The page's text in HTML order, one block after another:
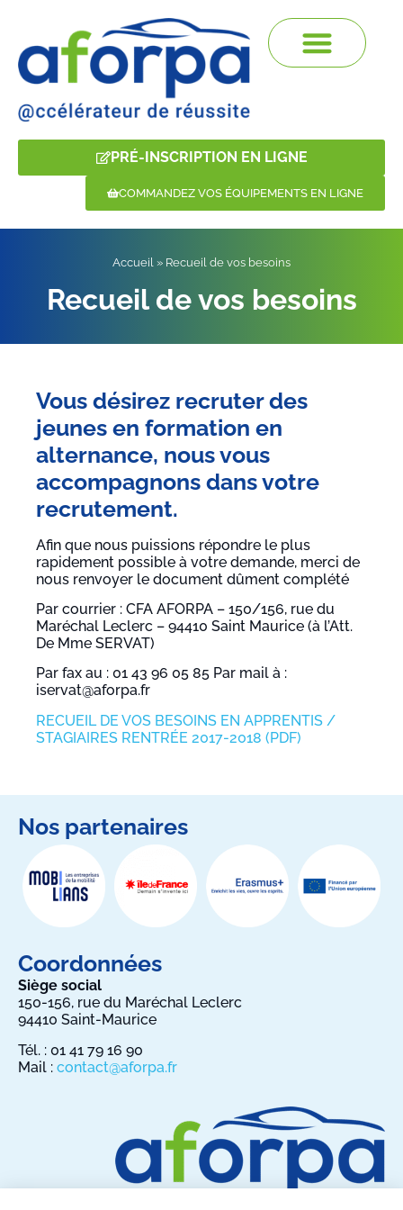
PRÉ-INSCRIPTION EN LIGNE
COMMANDEZ VOS ÉQUIPEMENTS EN LIGNE
Accueil » Recueil de vos besoins
Recueil de vos besoins
Vous désirez recruter des
jeunes en formation en
alternance, nous vous
accompagnons dans votre
recrutement.
Afin que nous puissions répondre le plus
rapidement possible à votre demande, merci de
nous renvoyer le document dûment complété
Par courrier : CFA AFORPA – 150/156, rue du
Maréchal Leclerc – 94410 Saint Maurice (à l’Att.
De Mme SERVAT)
Par fax au : 01 43 96 05 85 Par mail à :
iservat@aforpa.fr
RECUEIL DE VOS BESOINS EN APPRENTIS /
STAGIAIRES RENTRÉE 2017-2018 (PDF)
Nos partenaires
Coordonnées
Siège social
150-156, rue du Maréchal Leclerc
94410 Saint-Maurice
Tél. : 01 41 79 16 90
Mail : contact@aforpa.fr